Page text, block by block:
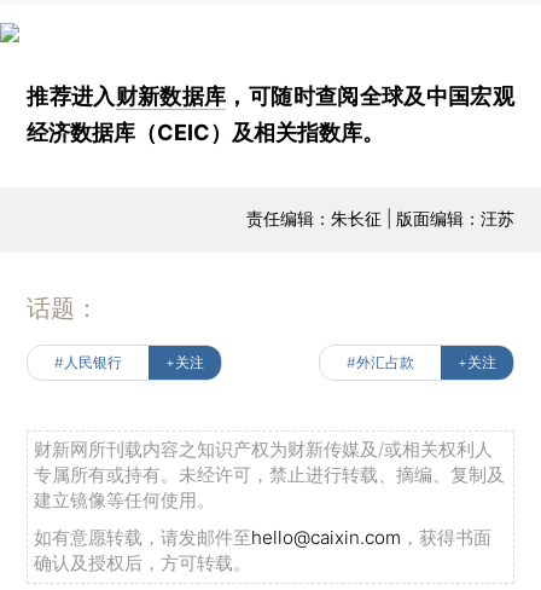
推荐进入财新数据库 ，可随时查阅全球及中国宏观
经济数据库（CEIC）及相关指数库。
责任编辑：朱长征 | 版面编辑：汪苏
话题：
#人民银行 +关注 #外汇占款 +关注
财新网所刊载内容之知识产权为财新传媒及/或相关权利人
专属所有或持有。未经许可，禁止进行转载、摘编、复制及
建立镜像等任何使用。
如有意愿转载，请发邮件至hello@caixin.com ，获得书面
确认及授权后，方可转载。